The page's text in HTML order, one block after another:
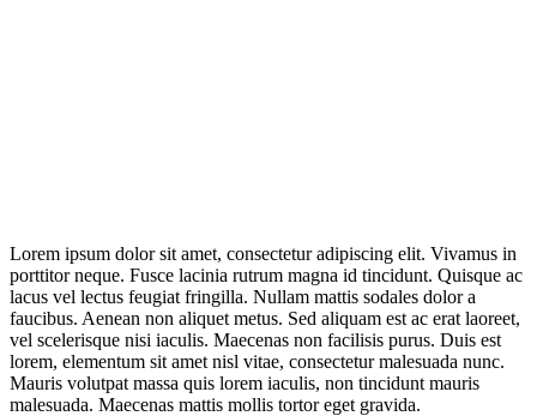
Lorem ipsum dolor sit amet, consectetur adipiscing elit. Vivamus in
porttitor neque. Fusce lacinia rutrum magna id tincidunt. Quisque ac
lacus vel lectus feugiat fringilla. Nullam mattis sodales dolor a
faucibus. Aenean non aliquet metus. Sed aliquam est ac erat laoreet,
vel scelerisque nisi iaculis. Maecenas non facilisis purus. Duis est
lorem, elementum sit amet nisl vitae, consectetur malesuada nunc.
Mauris volutpat massa quis lorem iaculis, non tincidunt mauris
malesuada. Maecenas mattis mollis tortor eget gravida.